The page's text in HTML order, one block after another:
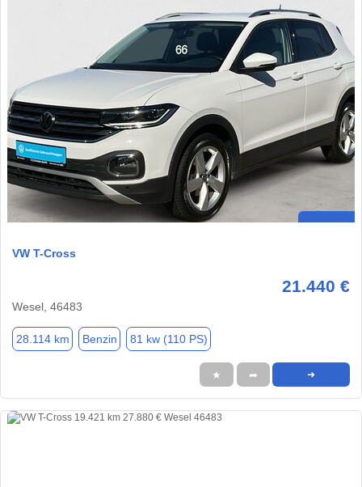
VW T-Cross
21.440 €
Wesel, 46483
28.114 km Benzin 81 kw (110 PS)
★ ➦ ➜